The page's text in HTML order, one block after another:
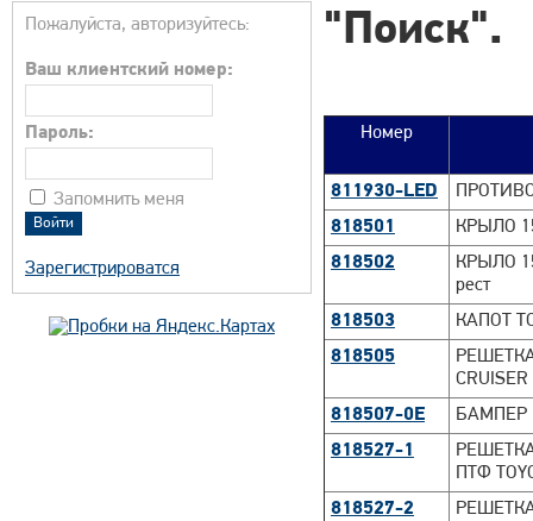
Пожалуйста, авторизуйтесь:
Ваш клиентский номер:
Пароль:
Запомнить меня
Зарегистрироватся
"Поиск".
Номер
811930-LED
818501
КРЫЛО
818502
КРЫЛО
рест
818503
КАПОТ
818505
818507-0E
БАМПЕР
818527-1
ПТФ
818527-2